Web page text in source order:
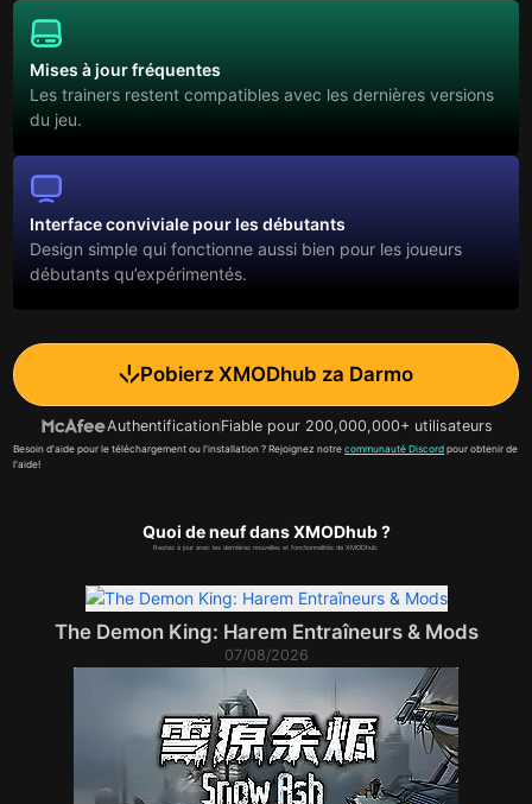
Mises à jour fréquentes
Les trainers restent compatibles avec les dernières versions
du jeu.
Interface conviviale pour les débutants
Design simple qui fonctionne aussi bien pour les joueurs
débutants qu’expérimentés.
Pobierz XMODhub za Darmo
AuthentificationFiable pour 200,000,000+ utilisateurs
Besoin d'aide pour le téléchargement ou l'installation ? Rejoignez notrecommunauté Discord pour obtenir de
l'aide!
Quoi de neuf dans XMODhub ?
Restez à jour avec les dernières nouvelles et fonctionnalités de XMODhub.
The Demon King: Harem Entraîneurs & Mods
07/08/2026